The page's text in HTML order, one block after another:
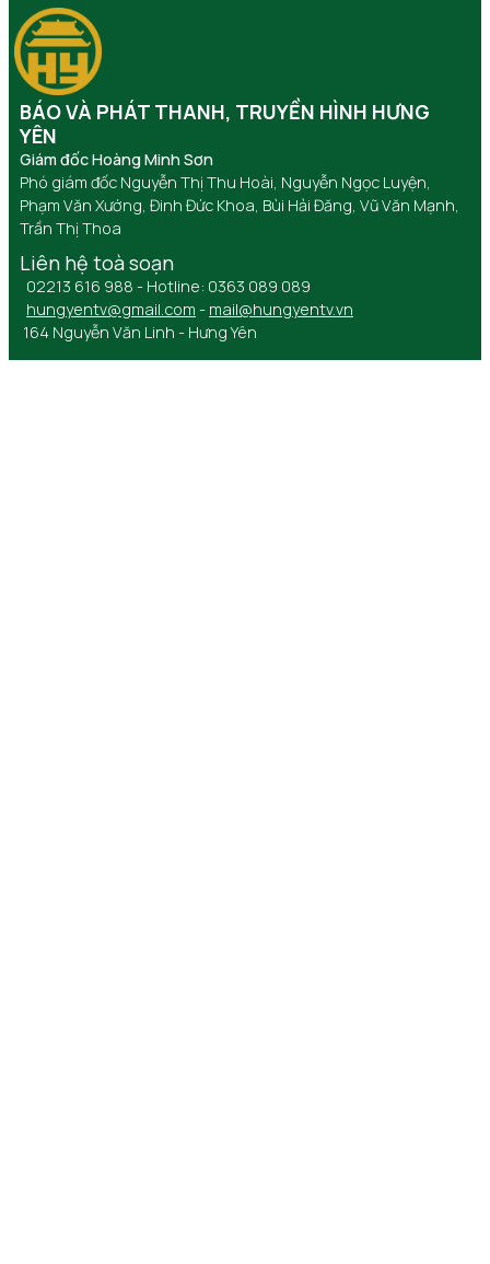
BÁO VÀ PHÁT THANH, TRUYỀN HÌNH HƯNG
YÊN
Giám đốc Hoàng Minh Sơn
Phó giám đốc Nguyễn Thị Thu Hoài, Nguyễn Ngọc Luyện,
Phạm Văn Xướng, Đinh Đức Khoa, Bùi Hải Đăng, Vũ Văn Mạnh,
Trần Thị Thoa
Liên hệ toà soạn
02213 616 988 - Hotline: 0363 089 089
hungyentv@gmail.com - mail@hungyentv.vn
164 Nguyễn Văn Linh - Hưng Yên